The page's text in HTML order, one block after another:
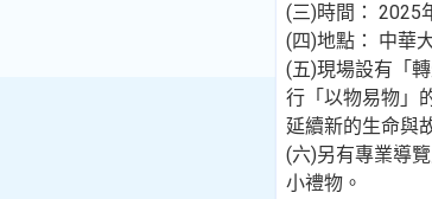
(三)時間： 2025
(四)地點： 中華
(五)現場設有「
行「以物易物」
延續新的生命與
(六)另有專業導
小禮物。